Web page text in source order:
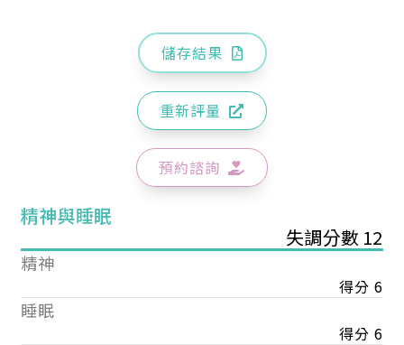
儲存結果
重新評量
預約諮詢
精神與睡眠
失調分數 12
精神
得分 6
睡眠
得分 6